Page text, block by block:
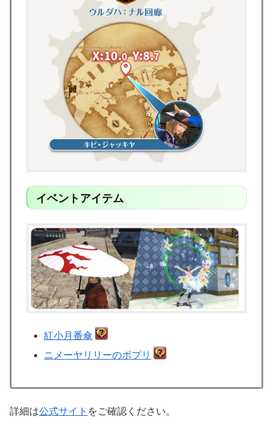
イベントアイテム
紅小月番傘
ニメーヤリリーのポプリ
詳細は公式サイト をご確認ください。